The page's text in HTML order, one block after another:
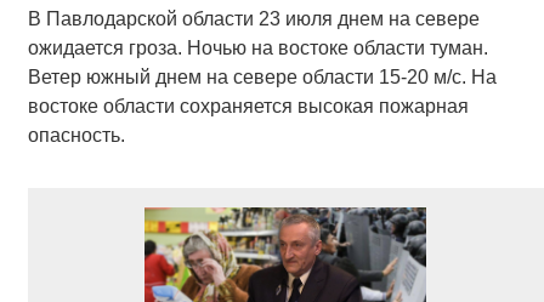
В Павлодарской области 23 июля днем на севере
ожидается гроза. Ночью на востоке области туман.
Ветер южный днем на севере области 15-20 м/с. На
востоке области сохраняется высокая пожарная
опасность.